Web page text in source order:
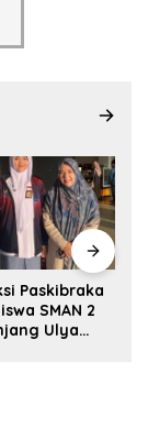
Paskibraka
SMAN 2
Ulya